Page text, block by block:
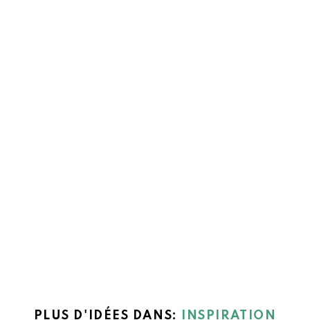
PLUS D'IDÉES DANS: INSPIRATION